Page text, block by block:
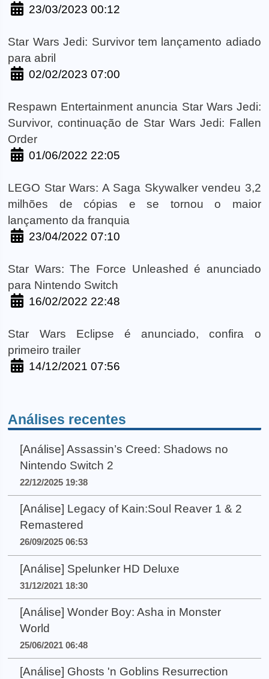
23/03/2023 00:12
Star Wars Jedi: Survivor tem lançamento adiado
para abril
02/02/2023 07:00
Respawn Entertainment anuncia Star Wars Jedi:
Survivor, continuação de Star Wars Jedi: Fallen
Order
01/06/2022 22:05
LEGO Star Wars: A Saga Skywalker vendeu 3,2
milhões de cópias e se tornou o maior
lançamento da franquia
23/04/2022 07:10
Star Wars: The Force Unleashed é anunciado
para Nintendo Switch
16/02/2022 22:48
Star Wars Eclipse é anunciado, confira o
primeiro trailer
14/12/2021 07:56
Análises recentes
[Análise] Assassin’s Creed: Shadows no
Nintendo Switch 2
22/12/2025 19:38
[Análise] Legacy of Kain:Soul Reaver 1 & 2
Remastered
26/09/2025 06:53
[Análise] Spelunker HD Deluxe
31/12/2021 18:30
[Análise] Wonder Boy: Asha in Monster
World
25/06/2021 06:48
[Análise] Ghosts 'n Goblins Resurrection